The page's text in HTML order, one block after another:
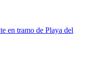
en tramo de Playa del